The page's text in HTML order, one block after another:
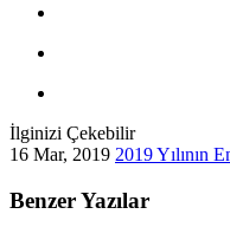
İlginizi Çekebilir
16 Mar, 2019 2019 Yılının
Benzer Yazılar